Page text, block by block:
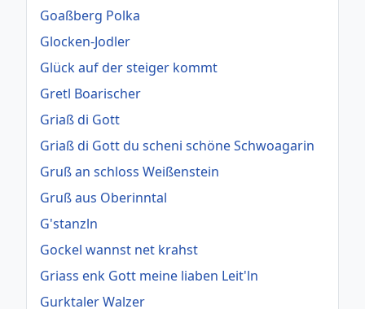
Goaßberg Polka
Glocken-Jodler
Glück auf der steiger kommt
Gretl Boarischer
Griaß di Gott
Griaß di Gott du scheni schöne Schwoagarin
Gruß an schloss Weißenstein
Gruß aus Oberinntal
G'stanzln
Gockel wannst net krahst
Griass enk Gott meine liaben Leit'ln
Gurktaler Walzer